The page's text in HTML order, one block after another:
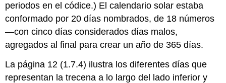
periodos en el códice.) El calendario solar estaba
conformado por 20 días nombrados, de 18 números
—con cinco días considerados días malos,
agregados al final para crear un año de 365 días.
La página 12 (1.7.4) ilustra los diferentes días que
representan la trecena a lo largo del lado inferior y